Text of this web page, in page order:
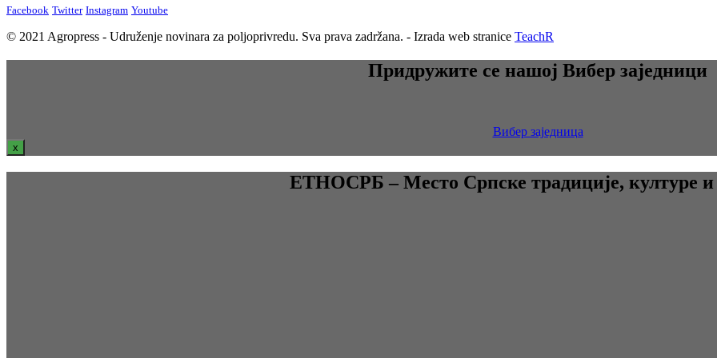
Facebook Twitter Instagram Youtube
© 2021 Agropress - Udruženje novinara za poljoprivredu. Sva prava zadržana. - Izrada web stranice TeachR
Придружите се нашој Вибер заједници
Вибер заједница
x
ЕТНОСРБ – Место Српске традиције, културе и